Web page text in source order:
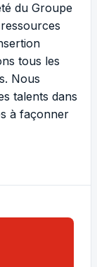
du Groupe
tous les
Nous
talents dans
à façonner